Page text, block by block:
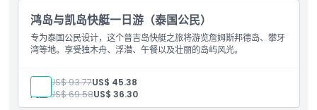
接车时间 送车时间
排除项
鸿岛与凯岛快艇一日游（泰国公民）
专为泰国公民设计，这个普吉岛快艇之旅将游览詹姆斯邦德岛、攀牙
湾等地。享受独木舟、浮潜、午餐以及壮丽的岛屿风光。
成人: US$ 93.77US$ 45.38
儿童:US$ 69.58US$ 36.30